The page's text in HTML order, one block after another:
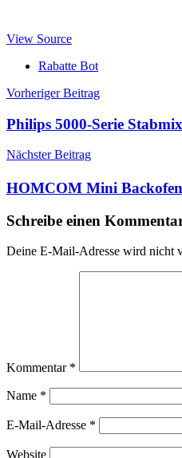
View Source
Rabatte Bot
Beitragsnavigation
Vorheriger Beitrag
Philips 5000-Serie
Nächster Beitrag
HOMCOM Mini
Schreibe einen
Deine E-Mail-Adresse wird nicht
Kommentar *
Name *
E-Mail-Adresse *
Website